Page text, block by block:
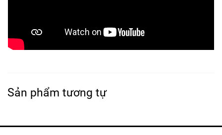
Sản phẩm tương tự